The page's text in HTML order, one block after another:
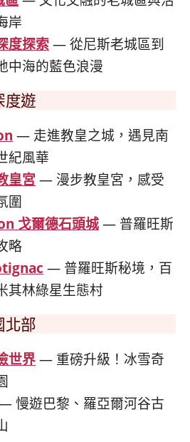
岸
度探索 — 從尼斯老城區到
中海的藍色浪漫
度遊
— 走進教皇之城，遇見南
紀風華
皇宮 — 漫步教皇宮，感受
圍
戈爾德石頭城 — 普羅旺斯
略
— 普羅旺斯秘境，百
其林綠星生態村
北部
世界 — 重磅升級！冰雪奇
慢遊巴黎、羅亞爾河谷古